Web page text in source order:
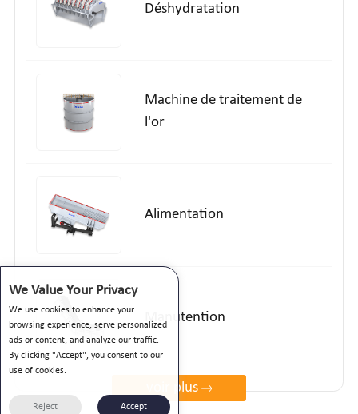
Déshydratation
Machine de traitement de
l'or
Alimentation
Manutention
voir plus
We Value Your Privacy
We use cookies to enhance your
browsing experience, serve personalized
ads or content, and analyze our traffic.
By clicking "Accept", you consent to our
use of cookies.
Reject Accept